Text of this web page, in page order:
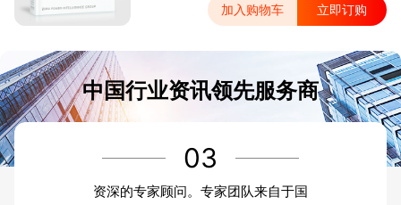
加入购物车 立即订购
中国行业资讯领先服务商
03
资深的专家顾问。专家团队来自于国